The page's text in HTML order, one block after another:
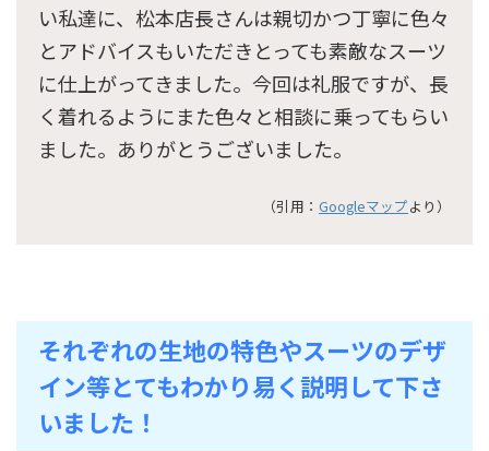
い私達に、松本店長さんは親切かつ丁寧に色々
とアドバイスもいただきとっても素敵なスーツ
に仕上がってきました。今回は礼服ですが、長
く着れるようにまた色々と相談に乗ってもらい
ました。ありがとうございました。
（引用： Googleマップより）
それぞれの生地の特色やスーツのデザ
イン等とてもわかり易く説明して下さ
いました！